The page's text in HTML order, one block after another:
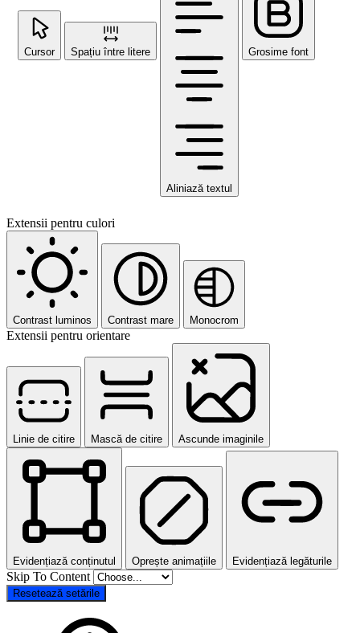
Cursor Spațiu între litere
Aliniază textul
Grosime font
Extensii pentru culori
Contrast luminos Contrast mare Monocrom
Extensii pentru orientare
Linie de citire Mască de citire Ascunde imaginile
Evidențiază conținutul Oprește animațiile Evidențiază legăturile
Skip To Content
Resetează setările